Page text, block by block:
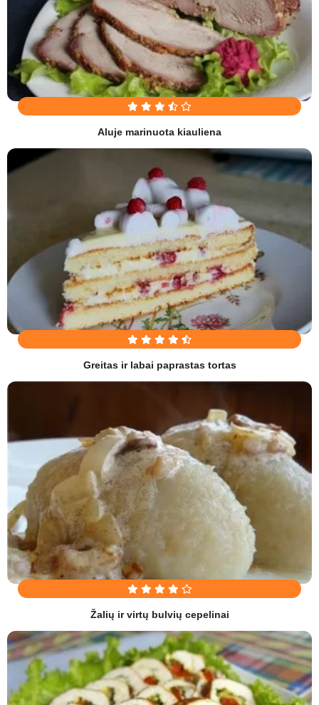
Aluje marinuota kiauliena
Greitas ir labai paprastas tortas
Žalių ir virtų bulvių cepelinai